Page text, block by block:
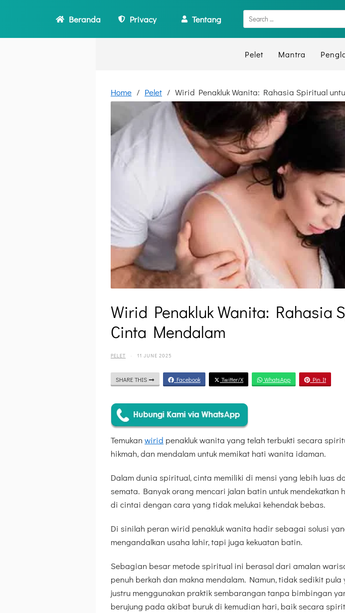
Beranda Privacy Tentang
Pelet Mantra
Home Pelet Wirid Penakluk Wanita: Rahasia Spiritual
Wirid Penakluk Wanita: Rahasia
Cinta Mendalam
PELET · 11 JUNE 2025
SHARE THIS Facebook Twitter/X WhatsApp Pin It
Temukan wirid penakluk wanita yang telah terbukti secara
hikmah, dan mendalam untuk memikat hati wanita idaman.
Dalam dunia spiritual, cinta memiliki di mensi yang lebih luas
semata. Banyak orang mencari jalan batin untuk mendekatkan
di cintai dengan cara yang tidak melukai kehendak bebas.
Di sinilah peran wirid penakluk wanita hadir sebagai solusi
mengandalkan usaha lahir, tapi juga kekuatan batin.
Sebagian besar metode spiritual ini berasal dari amalan
penuh berkah dan makna mendalam. Namun, tidak sedikit
justru menggunakan praktik sembarangan tanpa bimbingan
berujung pada akibat buruk di kemudian hari, baik secara